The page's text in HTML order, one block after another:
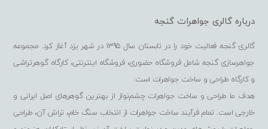
درباره گالری جواهرات گنجه
گالری گنجه فعالیت خود را در تابستان سال 1395 در شهر یزد آغاز کرد. مجموعه
جواهرسازی گنجه شامل فروشگاه حضوری، فروشگاه اینترنتی، کارگاه گوهرتراشی
و کارگاه طراحی و ساخت جواهرات است.
هدف ما طراحی و ساخت جواهرات چشم‌نواز از بهترین گوهرهای اصل ایرانی و
خارجی است. تمام فرآیند ساخت جواهرات از انتخاب سنگ خام، تراش آن، طراحی